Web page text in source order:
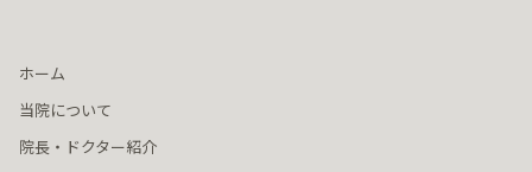
ホーム
当院について
院長・ドクター紹介